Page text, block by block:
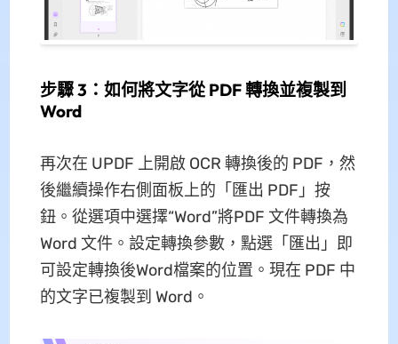
步驟 3：如何將文字從 PDF 轉換並複製到
Word
再次在 UPDF 上開啟 OCR 轉換後的 PDF，然
後繼續操作右側面板上的「匯出 PDF」按
鈕。從選項中選擇“Word”將PDF 文件轉換為
Word 文件。設定轉換參數，點選「匯出」即
可設定轉換後Word檔案的位置。現在 PDF 中
的文字已複製到 Word。